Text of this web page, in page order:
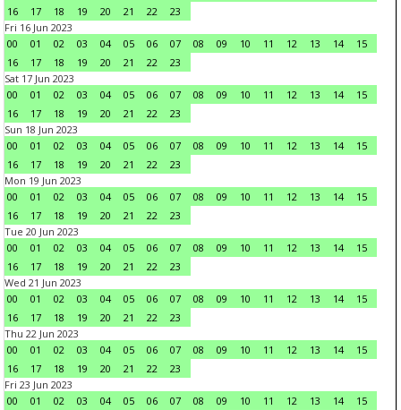
16
17 18 19 20 21 22
23
Fri 16 Jun 2023
00
01 02 03 04 05 06 07 08 09 10 11 12 13 14
15
16
17 18 19 20 21 22
23
Sat 17 Jun 2023
00
01 02 03 04 05 06 07 08 09 10 11 12 13 14
15
16
17 18 19 20 21 22
23
Sun 18 Jun 2023
00
01 02 03 04 05 06 07 08 09 10 11 12 13 14
15
16
17 18 19 20 21 22
23
Mon 19 Jun 2023
00
01 02 03 04 05 06 07 08 09 10 11 12 13 14
15
16
17 18 19 20 21 22
23
Tue 20 Jun 2023
00
01 02 03 04 05 06 07 08 09 10 11 12 13 14
15
16
17 18 19 20 21 22
23
Wed 21 Jun 2023
00
01 02 03 04 05 06 07 08 09 10 11 12 13 14
15
16
17 18 19 20 21 22
23
Thu 22 Jun 2023
00
01 02 03 04 05 06 07 08 09 10 11 12 13 14
15
16
17 18 19 20 21 22
23
Fri 23 Jun 2023
00
01 02 03 04 05 06 07 08 09 10 11 12 13 14
15